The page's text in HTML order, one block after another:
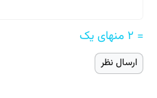
= ۲ منهای یک